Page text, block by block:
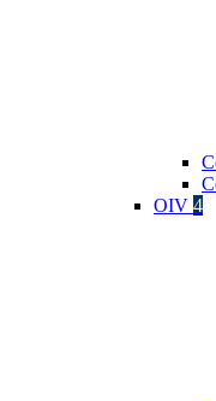
OIV 4